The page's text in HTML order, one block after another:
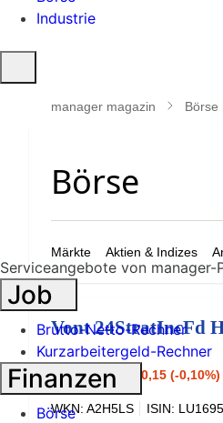
Industrie
öffnen
manager magazin Börse
Märkte Aktien & Indizes
Vont 24StratIncFd
144,37 -0,15 (-0,10%)
WKN: A2H5LS ISIN:
Serviceangebote von manager-
Job
Brutto-Netto-Rechner
Kurzarbeitergeld-Rechner
Finanzen
Börse